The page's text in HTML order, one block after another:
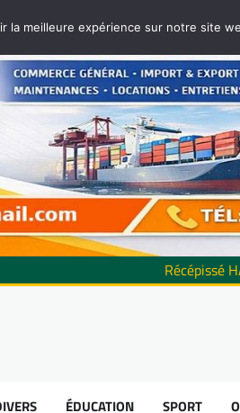
Récépissé
ÉDUCATION SPORT
la meilleure expérience sur notre site